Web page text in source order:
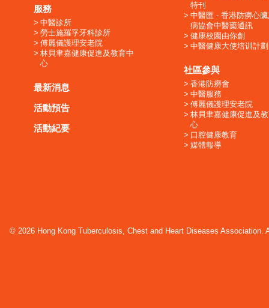
服務
中醫診所
勞士施羅孚牙科診所
傅麗儀護理安老院
林貝聿嘉健康促進及教育中
心
最新消息
活動預告
活動紀要
特刊
中醫匯 - 香港防癆心
病協會中醫藥通訊
健康校園由你創
中醫健康大使培训計劃
社區參與
香港防癆會
中醫服務
傅麗儀護理安老院
林貝聿嘉健康促進及
心
口腔健康教育
媒體報導
© 2026 Hong Kong Tuberculosis, Chest and Heart Diseases Association.